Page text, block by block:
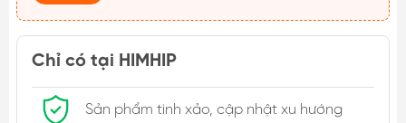
Chỉ có tại HIMHIP
Sản phẩm tinh xảo, cập nhật xu hướng